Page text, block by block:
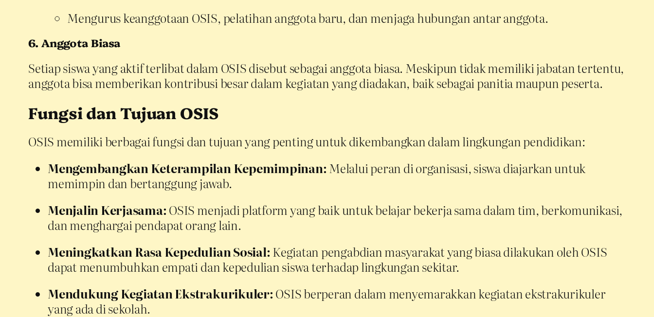
Mengurus keanggotaan OSIS, pelatihan anggota baru, dan menjaga hubungan antar anggota.
6. Anggota Biasa
Setiap siswa yang aktif terlibat dalam OSIS disebut sebagai anggota biasa. Meskipun tidak memiliki jabatan tertentu,
anggota bisa memberikan kontribusi besar dalam kegiatan yang diadakan, baik sebagai panitia maupun peserta.
Fungsi dan Tujuan OSIS
OSIS memiliki berbagai fungsi dan tujuan yang penting untuk dikembangkan dalam lingkungan pendidikan:
Mengembangkan Keterampilan Kepemimpinan: Melalui peran di organisasi, siswa diajarkan untuk
memimpin dan bertanggung jawab.
Menjalin Kerjasama: OSIS menjadi platform yang baik untuk belajar bekerja sama dalam tim, berkomunikasi,
dan menghargai pendapat orang lain.
Meningkatkan Rasa Kepedulian Sosial: Kegiatan pengabdian masyarakat yang biasa dilakukan oleh OSIS
dapat menumbuhkan empati dan kepedulian siswa terhadap lingkungan sekitar.
Mendukung Kegiatan Ekstrakurikuler: OSIS berperan dalam menyemarakkan kegiatan ekstrakurikuler
yang ada di sekolah.